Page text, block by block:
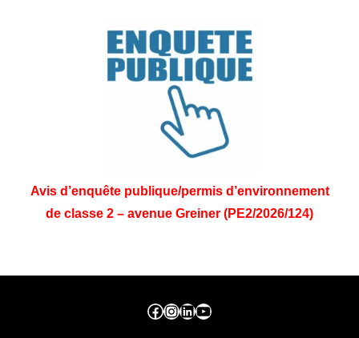
Avis d’enquête publique/permis d’environnement
de classe 2 – avenue Greiner (PE2/2026/124)
Facebook ville de seraing Instragram ville de seraing linkedin – ville de seraing YouTube